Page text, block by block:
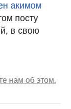
акимом
посту
в свою
нам об этом.